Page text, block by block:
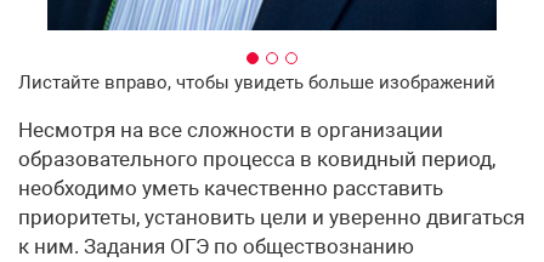
Листайте вправо, чтобы увидеть больше изображений
Несмотря на все сложности в организации
образовательного процесса в ковидный период,
необходимо уметь качественно расставить
приоритеты, установить цели и уверенно двигаться
к ним. Задания ОГЭ по обществознанию